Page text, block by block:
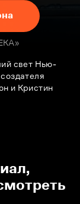
свет Нью-
и Кристин